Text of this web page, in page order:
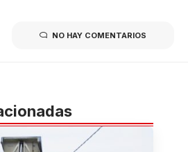
NO HAY COMENTARIOS